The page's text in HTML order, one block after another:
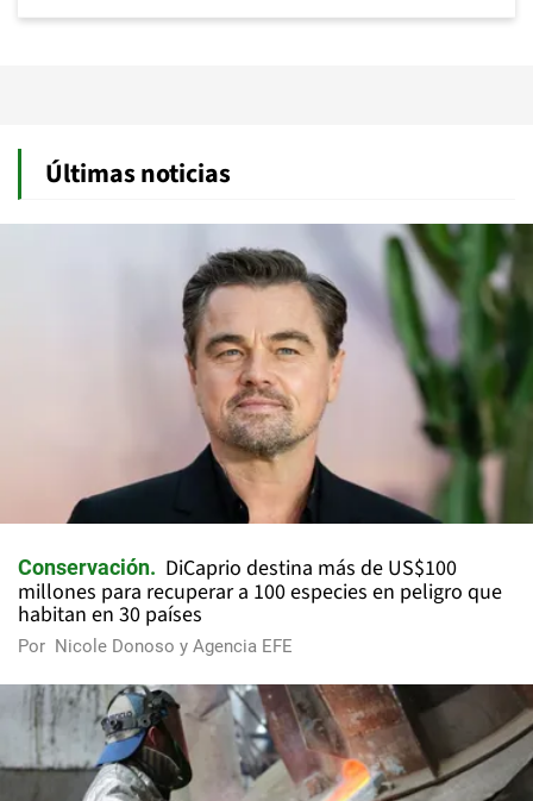
Últimas noticias
Conservación
DiCaprio destina más de US$100
millones para recuperar a 100 especies en peligro que
habitan en 30 países
Por Nicole Donoso y Agencia EFE